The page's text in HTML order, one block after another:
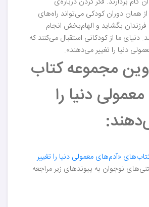
همان دوران کودکی می‌تواند راه‌های
بگشاید و الهام‌بخش انجام
دنیای ما از کودکانی استقبال می‌کنند که
دنیا را تغییر می‌دهند».
مجموعه کتاب
دنیا را
«آدم‌های معمولی دنیا را تغییر
نوجوان به پیوندهای زیر مراجعه